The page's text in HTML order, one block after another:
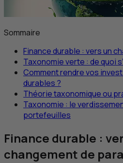
Sommaire
Finance durable : vers un
Taxonomie verte : de quoi
Comment rendre vos
durables ?
Théorie taxonomique ou
Taxonomie : le
portefeuilles
Finance durable :
changement de